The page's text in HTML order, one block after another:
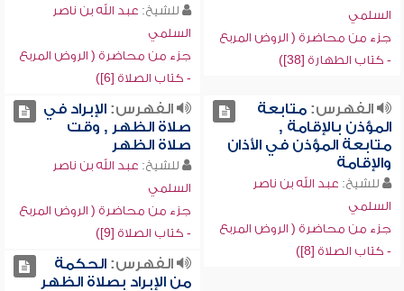
السلمي
جزء من محاضرة ( الروض المربع
- كتاب الطهارة [38])
للشيخ: عبد الله بن ناصر
السلمي
جزء من محاضرة ( الروض المربع
- كتاب الصلاة [6])
الفهرس:متابعة
المؤذن بالإقامة ,
متابعة المؤذن في الأذان
والإقامة
للشيخ: عبد الله بن ناصر
السلمي
جزء من محاضرة ( الروض المربع
- كتاب الصلاة [8])
الفهرس:الإبراد في
صلاة الظهر , وقت
صلاة الظهر
للشيخ: عبد الله بن ناصر
السلمي
جزء من محاضرة ( الروض المربع
- كتاب الصلاة [9])
الفهرس:الحكمة
من الإبراد بصلاة الظهر